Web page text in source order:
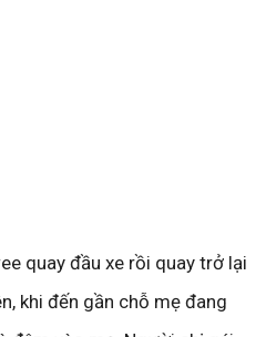
quay đầu xe rồi quay trở lại
khi đến gần chỗ mẹ đang